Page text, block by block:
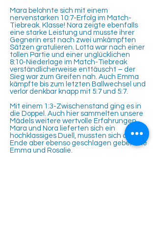
Mara belohnte sich mit einem
nervenstarken 10:7-Erfolg im Match-
Tiebreak. Klasse! Nora zeigte ebenfalls
eine starke Leistung und musste ihrer
Gegnerin erst nach zwei umkämpften
Sätzen gratulieren. Lotta war nach einer
tollen Partie und einer unglücklichen
8:10-Niederlage im Match-Tiebreak
verständlicherweise enttäuscht – der
Sieg war zum Greifen nah. Auch Emma
kämpfte bis zum letzten Ballwechsel und
verlor denkbar knapp mit 5:7 und 5:7.
Mit einem 1:3-Zwischenstand ging es in
die Doppel. Auch hier sammelten unsere
Mädels weitere wertvolle Erfahrungen.
Mara und Nora lieferten sich ein
hochklassiges Duell, mussten sich am
Ende aber ebenso geschlagen geben wie
Emma und Rosalie.